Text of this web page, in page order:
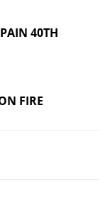
40TH
FIRE